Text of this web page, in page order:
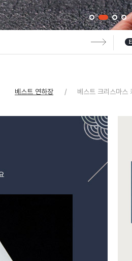
베스트 연하장 베스트 크리스마스